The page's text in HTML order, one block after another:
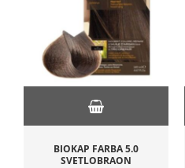
BIOKAP FARBA 5.0
SVETLOBRAON